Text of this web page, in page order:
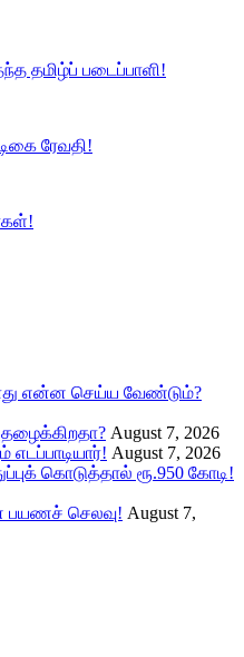
தமிழ்ப் படைப்பாளி!
ரேவதி!
என்ன செய்ய வேண்டும்?
August 7, 2026
August 7, 2026
கொடுத்தால் ரூ.950 கோடி!
பயணச் செலவு! August 7,